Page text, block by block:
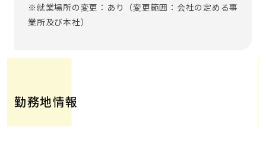
※就業場所の変更：あり（変更範囲：会社の定める事
業所及び本社）
勤務地情報